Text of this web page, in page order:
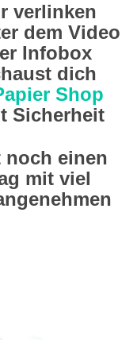
verlinken
dem Video
Infobox
dich
Shop
Sicherheit
einen
mit viel